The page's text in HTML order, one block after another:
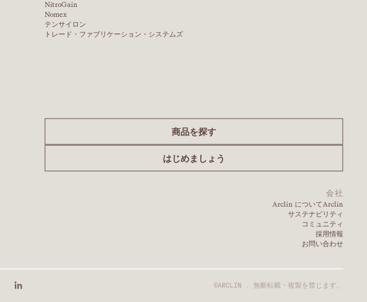
NitroGain
Nomex
テンサイロン
トレード・ファブリケーション・システムズ
商品を探す
はじめましょう
会社
Arclin についてArclin
サステナビリティ
コミュニティ
採用情報
お問い合わせ
©ARCLIN . 無断転載・複製を禁じます。